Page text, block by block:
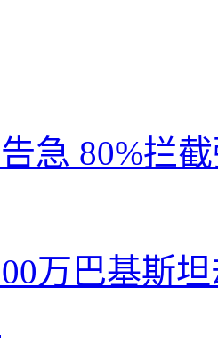
急 80%拦
万巴基斯